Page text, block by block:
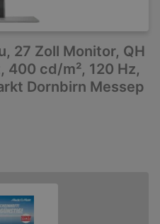
27 Zoll Monitor, QH
400 cd/m², 120 Hz,
Dornbirn Messep